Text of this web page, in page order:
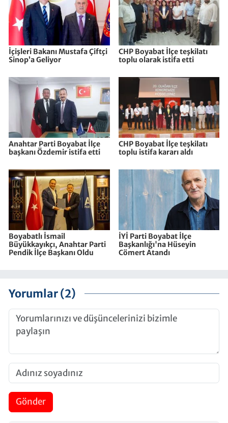
İçişleri Bakanı Mustafa Çiftçi
Sinop’a Geliyor
CHP Boyabat İlçe teşkilatı
toplu olarak istifa etti
Anahtar Parti Boyabat İlçe
başkanı Özdemir istifa etti
CHP Boyabat İlçe teşkilatı
toplu istifa kararı aldı
Boyabatlı İsmail
Büyükkayıkçı, Anahtar Parti
Pendik İlçe Başkanı Oldu
İYİ Parti Boyabat İlçe
Başkanlığı'na Hüseyin
Cömert Atandı
Yorumlar (2)
Gönder